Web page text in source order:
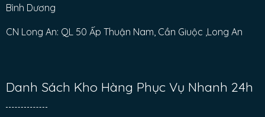
Bình Dương
CN Long An: QL 50 Ấp Thuận Nam, Cần Giuộc ,Long An
Danh Sách Kho Hàng Phục Vụ Nhanh 24h